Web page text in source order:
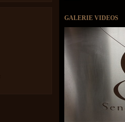
GALERIE VIDEOS